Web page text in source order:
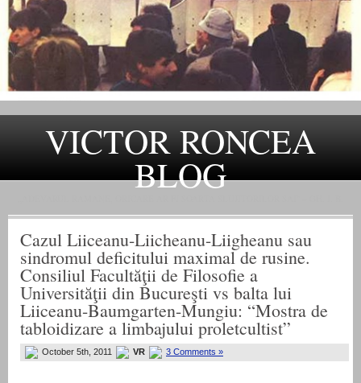
VICTOR RONCEA
BLOG
Cazul Liiceanu-Liicheanu-Liigheanu sau
sindromul deficitului maximal de rusine.
Consiliul Facultăţii de Filosofie a
Universităţii din Bucureşti vs balta lui
Liiceanu-Baumgarten-Mungiu: “Mostra de
tabloidizare a limbajului proletcultist”
October 5th, 2011 VR 3 Comments »